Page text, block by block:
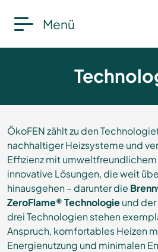
Menü
ÖkoFEN zählt zu den
nachhaltiger Heizsysteme und
Effizienz mit umweltfreundlichem
innovative Lösungen, die weit
hinausgehen – darunter die
ZeroFlame® Technologieund der
drei Technologien stehen
Anspruch, komfortables Heizen
Energienutzung und minimalen